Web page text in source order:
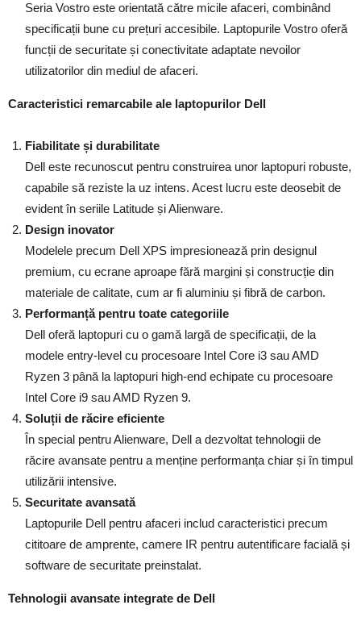
Seria Vostro este orientată către micile afaceri, combinând
specificații bune cu prețuri accesibile. Laptopurile Vostro oferă
funcții de securitate și conectivitate adaptate nevoilor
utilizatorilor din mediul de afaceri.
Caracteristici remarcabile ale laptopurilor Dell
Fiabilitate și durabilitate
Dell este recunoscut pentru construirea unor laptopuri robuste,
capabile să reziste la uz intens. Acest lucru este deosebit de
evident în seriile Latitude și Alienware.
Design inovator
Modelele precum Dell XPS impresionează prin designul
premium, cu ecrane aproape fără margini și construcție din
materiale de calitate, cum ar fi aluminiu și fibră de carbon.
Performanță pentru toate categoriile
Dell oferă laptopuri cu o gamă largă de specificații, de la
modele entry-level cu procesoare Intel Core i3 sau AMD
Ryzen 3 până la laptopuri high-end echipate cu procesoare
Intel Core i9 sau AMD Ryzen 9.
Soluții de răcire eficiente
În special pentru Alienware, Dell a dezvoltat tehnologii de
răcire avansate pentru a menține performanța chiar și în timpul
utilizării intensive.
Securitate avansată
Laptopurile Dell pentru afaceri includ caracteristici precum
cititoare de amprente, camere IR pentru autentificare facială și
software de securitate preinstalat.
Tehnologii avansate integrate de Dell